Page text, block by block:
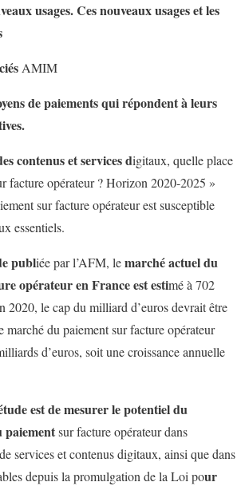
usages. Ces nouveaux usages et les
AMIM
de paiements qui répondent à leurs
contenus et services digitaux, quelle place
facture opérateur ? Horizon 2020-2025 »
sur facture opérateur est susceptible
essentiels.
publiée par l’AFM, lemarché actuel du
opérateur en France est estimé à 702
2020, le cap du milliard d’euros devrait être
du paiement sur facture opérateur
d’euros, soit une croissance annuelle
est de mesurer le potentiel du
paiementsur facture opérateur dans
services et contenus digitaux, ainsi que dans
depuis la promulgation de la Loi pour